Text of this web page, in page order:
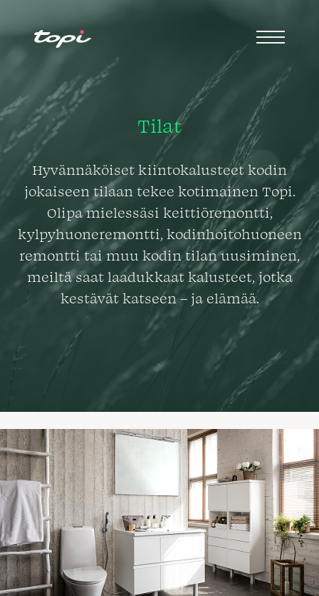
Tilat
Hyvännäköiset kiintokalusteet kodin
jokaiseen tilaan tekee kotimainen Topi.
Olipa mielessäsi keittiöremontti,
kylpyhuoneremontti, kodinhoitohuoneen
remontti tai muu kodin tilan uusiminen,
meiltä saat laadukkaat kalusteet, jotka
kestävät katseen – ja elämää.